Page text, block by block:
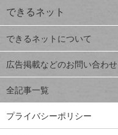
close
閉じ
る
連載
Excel Q&A
トイアンナ流仕
事術
PowerAutomate
ではじめる業務
の完全自動化
できるネット
できるネットについて
広告掲載などのお問い合わせ
全記事一覧
プライバシーポリシー